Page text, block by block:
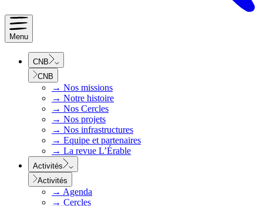
Menu
CNB
CNB
→ Nos missions
→ Notre histoire
→ Nos Cercles
→ Nos projets
→ Nos infrastructures
→ Equipe et partenaires
→ La revue L’Érable
Activités
Activités
→ Agenda
→ Cercles